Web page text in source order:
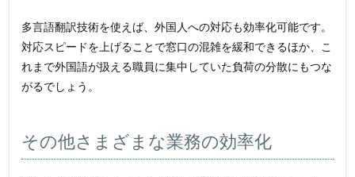
多言語翻訳技術を使えば、外国人への対応も効率化可能です。
対応スピードを上げることで窓口の混雑を緩和できるほか、こ
れまで外国語が扱える職員に集中していた負荷の分散にもつな
がるでしょう。
その他さまざまな業務の効率化